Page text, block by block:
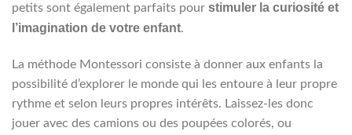
petits sont également parfaits pour stimuler la curiosité et
l’imagination de votre enfant.
La méthode Montessori consiste à donner aux enfants la
possibilité d’explorer le monde qui les entoure à leur propre
rythme et selon leurs propres intérêts. Laissez-les donc
jouer avec des camions ou des poupées colorés, ou